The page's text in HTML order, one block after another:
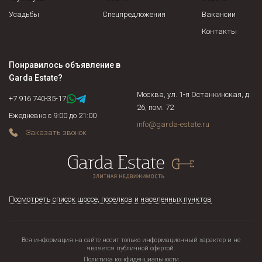
Усадьбы
Спецпредложения
Вакансии
Контакты
Понравилось объявление в
Garda Estate?
+7 916 740-35-17
Ежедневно с 9:00 до 21:00
Заказать звонок
Москва, ул. 1-я Останкинская, д.
26, пом. 72
info@garda-estate.ru
Посмотреть список шоссе, поселков и населенных пунктов
Вся информация на сайте носит только информационный характер и не
является публичной офертой.
Политика конфиденциальности